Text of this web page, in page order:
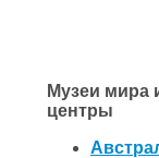
Музеи мира
центры